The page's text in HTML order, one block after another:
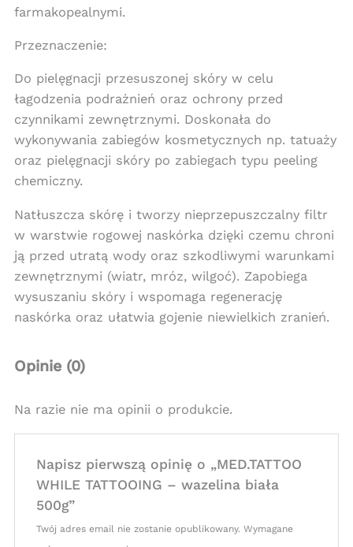
farmakopealnymi.
Przeznaczenie:
Do pielęgnacji przesuszonej skóry w celu
łagodzenia podrażnień oraz ochrony przed
czynnikami zewnętrznymi. Doskonała do
wykonywania zabiegów kosmetycznych np. tatuaży
oraz pielęgnacji skóry po zabiegach typu peeling
chemiczny.
Natłuszcza skórę i tworzy nieprzepuszczalny filtr
w warstwie rogowej naskórka dzięki czemu chroni
ją przed utratą wody oraz szkodliwymi warunkami
zewnętrznymi (wiatr, mróz, wilgoć). Zapobiega
wysuszaniu skóry i wspomaga regenerację
naskórka oraz ułatwia gojenie niewielkich zranień.
Opinie (0)
Na razie nie ma opinii o produkcie.
Napisz pierwszą opinię o „MED.TATTOO
WHILE TATTOOING – wazelina biała
500g”
Twój adres email nie zostanie opublikowany. Wymagane